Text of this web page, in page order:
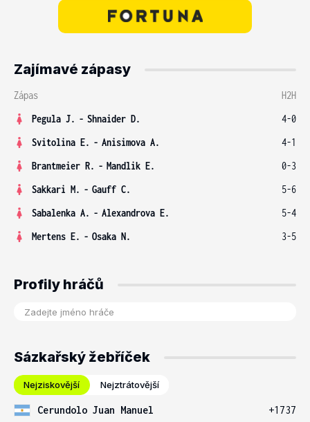
Zajímavé zápasy
Zápas
H2H
Pegula J. - Shnaider D.
4-0
Svitolina E. - Anisimova A.
4-1
Brantmeier R. - Mandlik E.
0-3
Sakkari M. - Gauff C.
5-6
Sabalenka A. - Alexandrova E.
5-4
Mertens E. - Osaka N. 3-5
Profily hráčů
Sázkařský žebříček
Nejziskovější Nejztrátovější
Cerundolo Juan Manuel
+1737